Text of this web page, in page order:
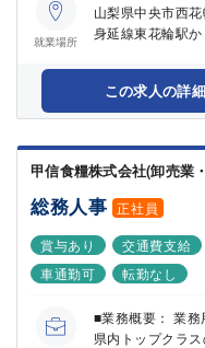
就業場所
山梨県中央市西
身延線東花輪駅
この求人の詳
甲信食糧株式会社(卸売業
総務人事 正社員
賞与あり
交通費支給
車通勤可
転勤なし
■業務概要： 業
県内トップクラ